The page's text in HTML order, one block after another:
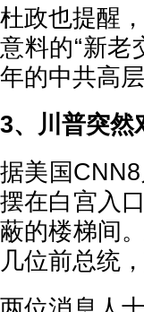
杜政也提醒
意料的“新老
年的中共高
3、川普突然
据美国
摆在白宫入
蔽的楼梯间
几位前总统